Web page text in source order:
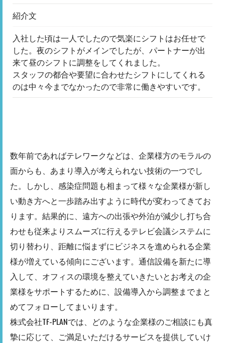
紹介文
入社した頃は一人でしたので気楽にシフトはお任せで
した。夜のシフトがメインでしたが、パートナーが出
来て昼のシフトに調整をしてくれました。
スタッフの都合や要望に合わせたシフトにしてくれる
のは中々今までなかったので非常に働きやすいです。
数年前であればテレワークなどは、企業様方のモラルの
面からも、あまり導入が考えられない技術の一つでし
た。しかし、感染症問題も相まって様々な企業様が新し
い動き方へと一歩踏み出すように時代が変わってきてお
ります。結果的に、遠方への出張や外泊が減少し打ち合
わせも従来よりスムーズに行えるテレビ会議システムに
切り替わり、距離に悩まずにビジネスを進められる企業
様が増えている傾向にございます。通信設備を新たに導
入して、オフィスの環境を整えていきたいとお考えの企
業様をサポートするために、設備導入から調整までまと
めてフォローしてまいります。
株式会社TF-PLANでは、どのような企業様のご相談にも真
摯に応じて、ご満足いただけるサービスを提供していけ